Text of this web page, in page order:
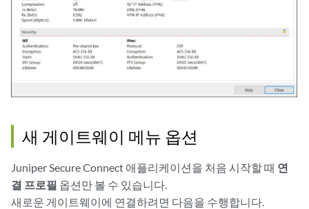
새 게이트웨이 메뉴 옵션
Juniper Secure Connect 애플리케이션을 처음 시작할 때 연
결 프로필 옵션만 볼 수 있습니다.
새로운 게이트웨이에 연결하려면 다음을 수행합니다.